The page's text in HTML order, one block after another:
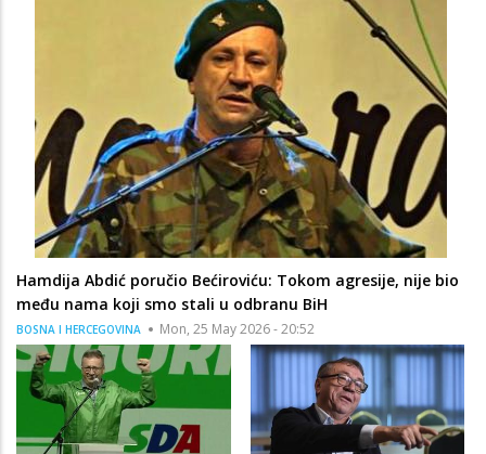
Hamdija Abdić poručio Bećiroviću: Tokom agresije, nije bio
među nama koji smo stali u odbranu BiH
BOSNA I HERCEGOVINA Mon, 25 May 2026 - 20:52